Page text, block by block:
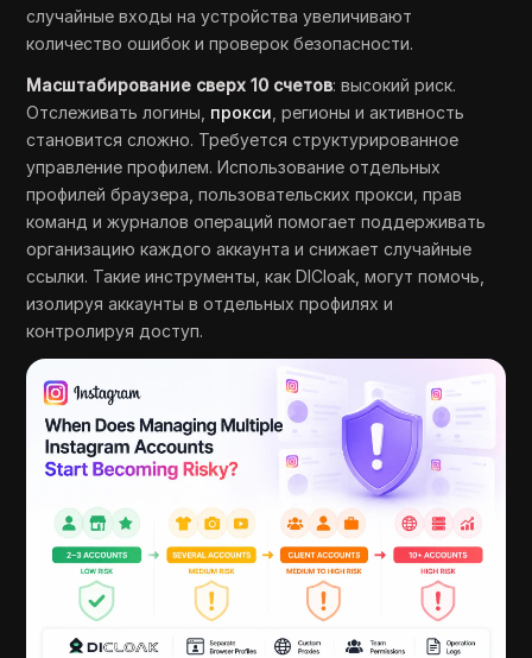
случайные входы на устройства увеличивают
количество ошибок и проверок безопасности.
Масштабирование сверх 10 счетов: высокий риск.
Отслеживать логины, прокси , регионы и активность
становится сложно. Требуется структурированное
управление профилем. Использование отдельных
профилей браузера, пользовательских прокси, прав
команд и журналов операций помогает поддерживать
организацию каждого аккаунта и снижает случайные
ссылки. Такие инструменты, как DICloak, могут помочь,
изолируя аккаунты в отдельных профилях и
контролируя доступ.